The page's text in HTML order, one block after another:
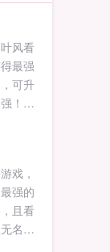
风看
最强
可升
！碾
戏，
强的
且看
名小